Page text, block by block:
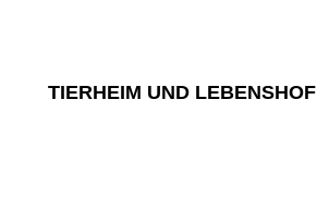
TIERHEIM UND LEBENSHOF